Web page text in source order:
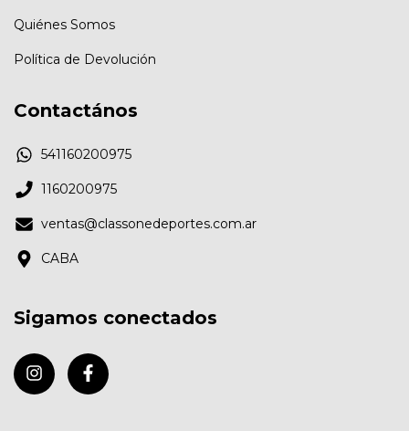
Quiénes Somos
Política de Devolución
Contactános
541160200975
1160200975
ventas@classonedeportes.com.ar
CABA
Sigamos conectados